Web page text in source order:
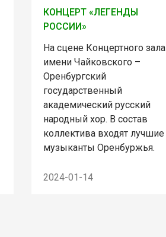
КОНЦЕРТ «ЛЕГЕНДЫ
РОССИИ»
На сцене Концертного зала
имени Чайковского –
Оренбургский
государственный
академический русский
народный хор. В состав
коллектива входят лучшие
музыканты Оренбуржья.
2024-01-14